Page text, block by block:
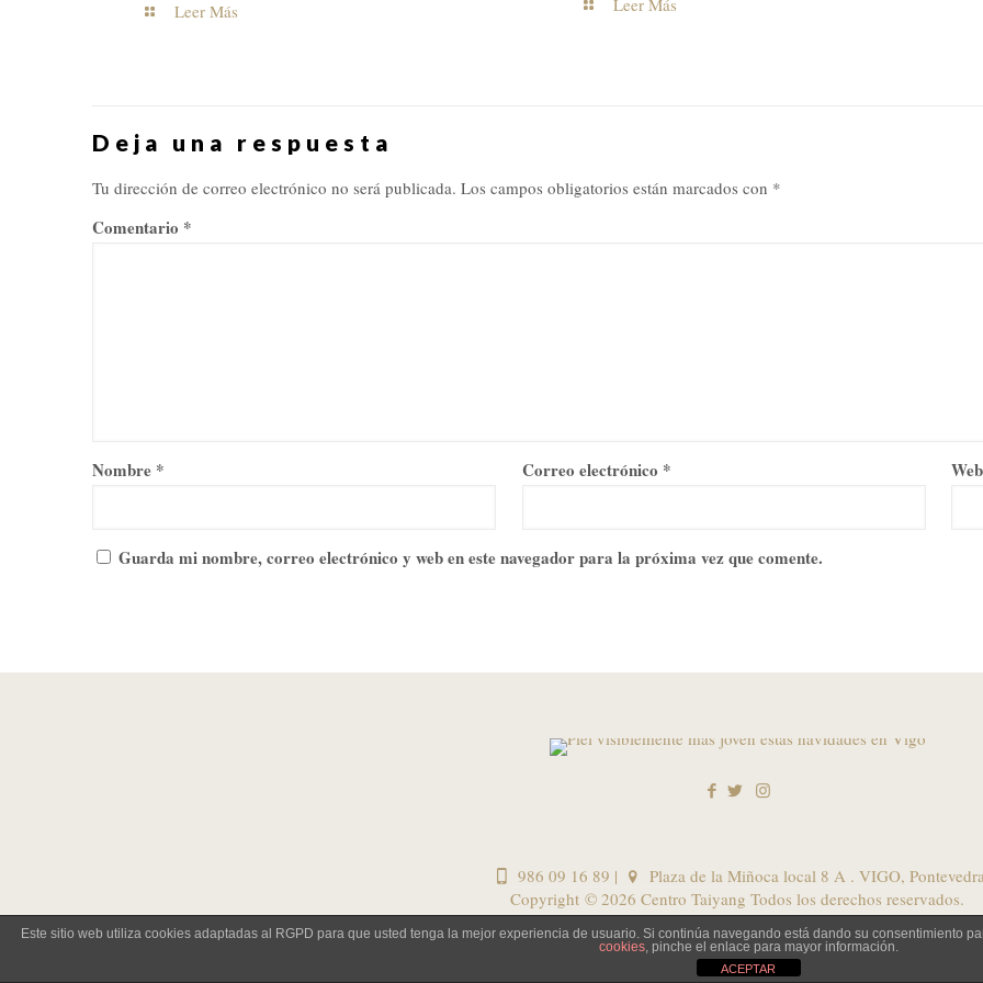
Leer Más Leer Más
Deja una respuesta
Tu dirección de correo electrónico no será publicada. Los campos obligatorios están marcados con *
Comentario *
Nombre * Correo electrónico * Web
Guarda mi nombre, correo electrónico y web en este navegador para la próxima vez que comente.
986 09 16 89 |
Plaza de la Miñoca local 8 A . VIGO,
Copyright © 2026 Centro Taiyang Todos los derechos reservados.
Política de privacidad – Uso de cookies|Avisos legales|Condiciones de compra| JOB WELL
Este sitio web utiliza cookies adaptadas al RGPD para que usted tenga la mejor experiencia de usuario. Si continúa navegando está dando su consentimiento
cookies, pinche el enlace para mayor información.
ACEPTAR